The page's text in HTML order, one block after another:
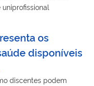
os
disponíveis
discentes podem